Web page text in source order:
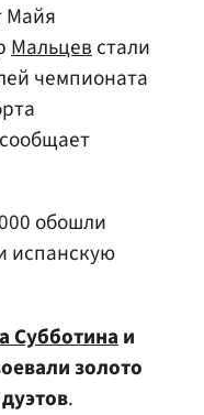
Майя
Мальцевстали
чемпионата
обошли
испанскую
Субботина и
золото
.